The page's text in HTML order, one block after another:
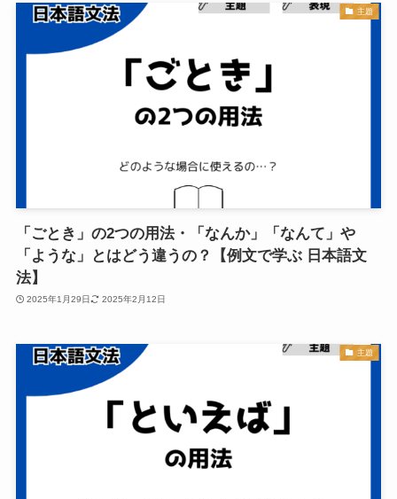
主題
「ごとき」の2つの用法・「なんか」「なんて」や
「ような」とはどう違うの？【例文で学ぶ 日本語文
法】
2025年1月29日 2025年2月12日
主題